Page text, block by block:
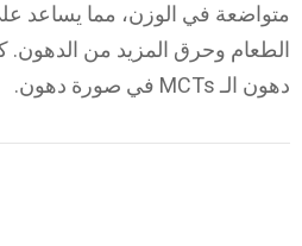
متواضعة في الوزن، مما يساعد
الطعام وحرق المزيد من الدهون.
دهون الـ MCTs في صورة دهون.